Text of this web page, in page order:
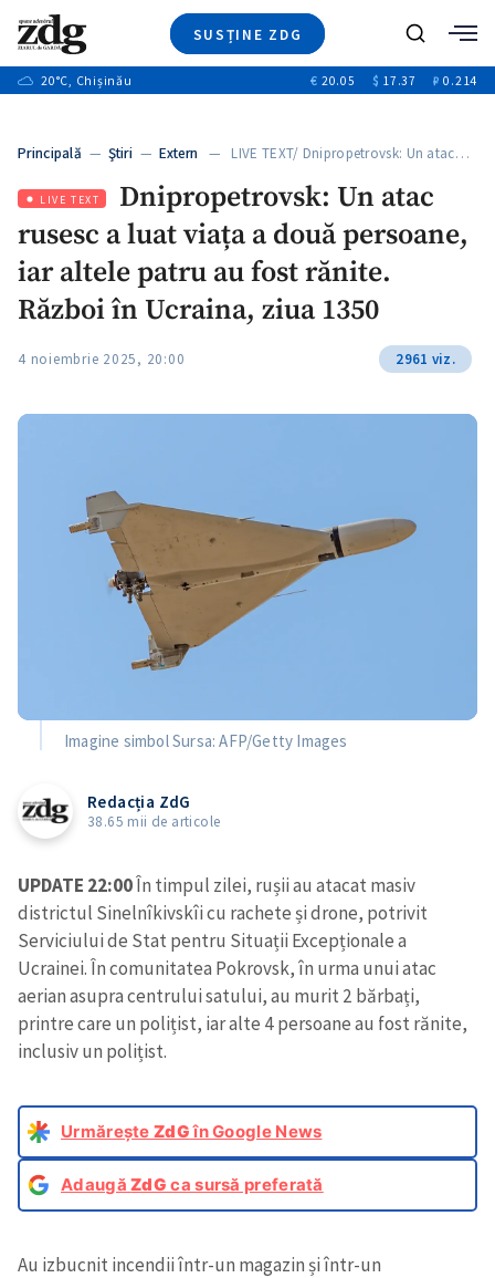
SUSȚINE ZDG
Ştiri
+6
Video
Special
+1
Blog
+2
Caută
20°C, Chișinău € 20.05 $ 17.37 ₽ 0.214
Principală — Ştiri — Extern — LIVE TEXT/ Dnipropetrovsk: Un atac…
LIVE TEXT
Dnipropetrovsk: Un atac
rusesc a luat viața a două persoane,
iar altele patru au fost rănite.
Război în Ucraina, ziua 1350
4 noiembrie 2025, 20:00 2961 viz.
Imagine simbol Sursa: AFP/Getty Images
Redacția ZdG
38.65 mii de articole
UPDATE 22:00În timpul zilei, rușii au atacat masiv
districtul Sinelnîkivskîi cu rachete și drone, potrivit
Serviciului de Stat pentru Situații Excepționale a
Ucrainei. În comunitatea Pokrovsk, în urma unui atac
aerian asupra centrului satului, au murit 2 bărbați,
printre care un polițist, iar alte 4 persoane au fost rănite,
inclusiv un polițist.
Urmărește ZdGîn Google News
AdaugăZdG ca sursă preferată
Au izbucnit incendii într-un magazin și într-un